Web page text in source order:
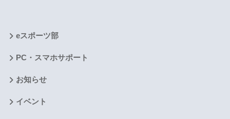
eスポーツ部
PC・スマホサポート
お知らせ
イベント